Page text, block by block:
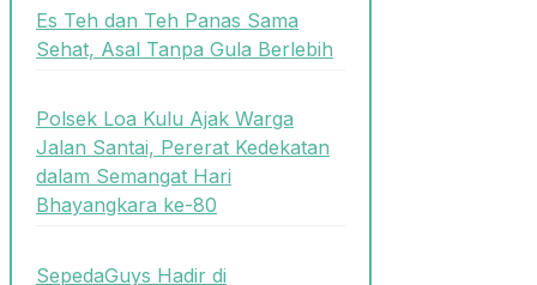
Es Teh dan Teh Panas Sama
Sehat, Asal Tanpa Gula Berlebih
Polsek Loa Kulu Ajak Warga
Jalan Santai, Pererat Kedekatan
dalam Semangat Hari
Bhayangkara ke-80
SepedaGuys Hadir di